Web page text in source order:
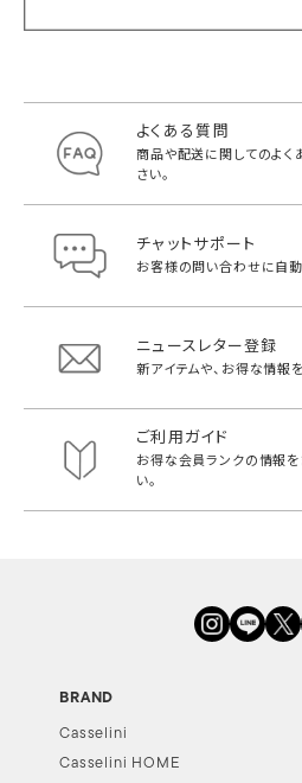
よくある質問
商品や配送に関してのよく
さい。
チャットサポート
お客様の問い合わせに自
ニュースレター登録
新アイテムや、お得な情報
ご利用ガイド
お得な会員ランクの情報を
い。
BRAND
Casselini
Casselini HOME